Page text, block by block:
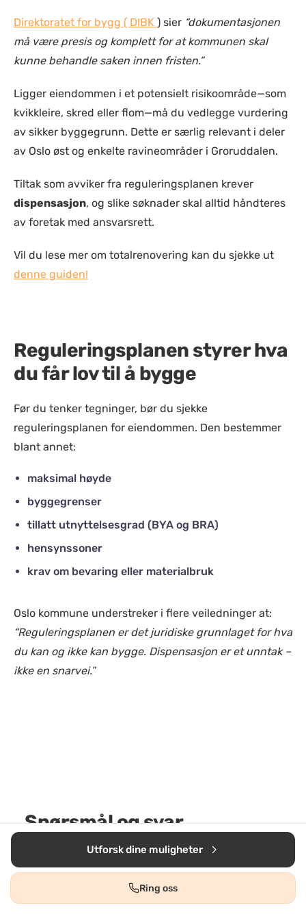
Direktoratet for bygg ( DIBK ) sier “dokumentasjonen
må være presis og komplett for at kommunen skal
kunne behandle saken innen fristen.”
Ligger eiendommen i et potensielt risikoområde—som
kvikkleire, skred eller flom—må du vedlegge vurdering
av sikker byggegrunn. Dette er særlig relevant i deler
av Oslo øst og enkelte ravineområder i Groruddalen.
Tiltak som avviker fra reguleringsplanen krever
dispensasjon, og slike søknader skal alltid håndteres
av foretak med ansvarsrett.
Vil du lese mer om totalrenovering kan du sjekke ut
denne guiden!
Reguleringsplanen styrer hva
du får lov til å bygge
Før du tenker tegninger, bør du sjekke
reguleringsplanen for eiendommen. Den bestemmer
blant annet:
maksimal høyde
byggegrenser
tillatt utnyttelsesgrad (BYA og BRA)
hensynssoner
krav om bevaring eller materialbruk
Oslo kommune understreker i flere veiledninger at:
“Reguleringsplanen er det juridiske grunnlaget for hva
du kan og ikke kan bygge. Dispensasjon er et unntak –
ikke en snarvei.”
Spørsmål og svar
Hva koster
Utforsk dine muligheter
Ring oss